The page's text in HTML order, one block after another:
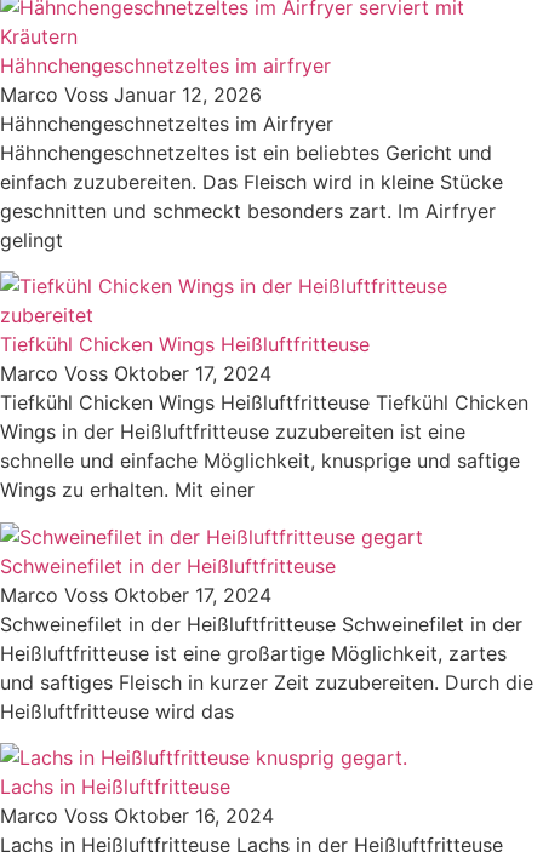
Hähnchengeschnetzeltes im airfryer
Marco Voss Januar 12, 2026
Hähnchengeschnetzeltes im Airfryer
Hähnchengeschnetzeltes ist ein beliebtes Gericht und
einfach zuzubereiten. Das Fleisch wird in kleine Stücke
geschnitten und schmeckt besonders zart. Im Airfryer
gelingt
Tiefkühl Chicken Wings Heißluftfritteuse
Marco Voss Oktober 17, 2024
Tiefkühl Chicken Wings Heißluftfritteuse Tiefkühl Chicken
Wings in der Heißluftfritteuse zuzubereiten ist eine
schnelle und einfache Möglichkeit, knusprige und saftige
Wings zu erhalten. Mit einer
Schweinefilet in der Heißluftfritteuse
Marco Voss Oktober 17, 2024
Schweinefilet in der Heißluftfritteuse Schweinefilet in der
Heißluftfritteuse ist eine großartige Möglichkeit, zartes
und saftiges Fleisch in kurzer Zeit zuzubereiten. Durch die
Heißluftfritteuse wird das
Lachs in Heißluftfritteuse
Marco Voss Oktober 16, 2024
Lachs in Heißluftfritteuse Lachs in der Heißluftfritteuse